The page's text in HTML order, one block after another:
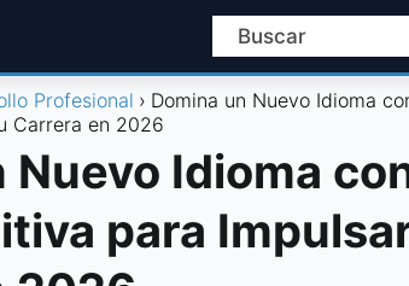
Profesional
Domina un Nuevo Idioma
Carrera en 2026
Nuevo Idioma
para